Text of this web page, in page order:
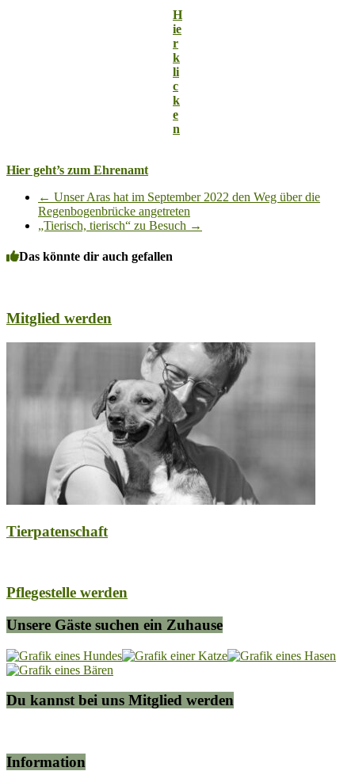
H
ie
r
k
li
c
k
e
n
Hier geht’s zum Ehrenamt
← Unser Aras hat im September 2022 den Weg über die
Regenbogenbrücke angetreten
„Tierisch, tierisch“ zu Besuch →
Das könnte dir auch gefallen
Mitglied werden
Tierpatenschaft
Pflegestelle werden
Unsere Gäste suchen ein Zuhause
Du kannst bei uns Mitglied werden
Information